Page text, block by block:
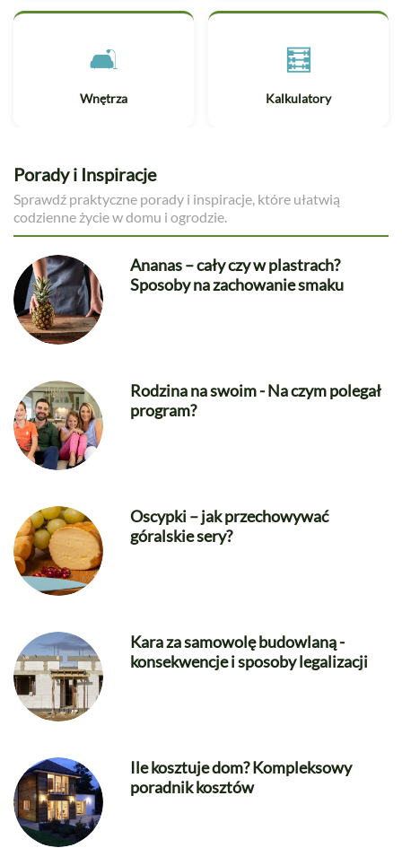
🛋️
Wnętrza
🧮
Kalkulatory
Porady i Inspiracje
Sprawdź praktyczne porady i inspiracje, które ułatwią
codzienne życie w domu i ogrodzie.
Ananas – cały czy w plastrach?
Sposoby na zachowanie smaku
Rodzina na swoim - Na czym polegał
program?
Oscypki – jak przechowywać
góralskie sery?
Kara za samowolę budowlaną -
konsekwencje i sposoby legalizacji
Ile kosztuje dom? Kompleksowy
poradnik kosztów